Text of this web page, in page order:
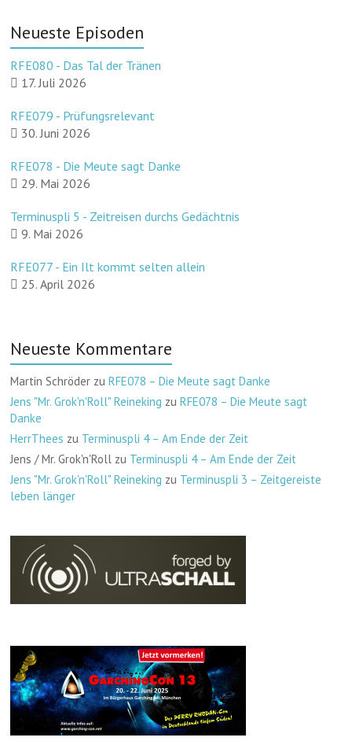
Neueste Episoden
RFE080 - Das Tal der Tränen
17. Juli 2026
RFE079 - Prüfungsrelevant
30. Juni 2026
RFE078 - Die Meute sagt Danke
29. Mai 2026
Terminuspli 5 - Zeitreisen durchs Gedächtnis
9. Mai 2026
RFE077 - Ein Ilt kommt selten allein
25. April 2026
Neueste Kommentare
Martin Schröder zuRFE078 – Die Meute sagt Danke
Jens "Mr. Grok'n'Roll" Reineking zuRFE078 – Die Meute sagt
Danke
HerrThees zu Terminuspli 4 – Am Ende der Zeit
Jens / Mr. Grok'n'Roll zu Terminuspli 4 – Am Ende der Zeit
Jens "Mr. Grok'n'Roll" Reineking zu Terminuspli 3 – Zeitgereiste
leben länger